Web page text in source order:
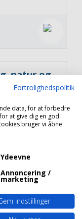
natur og
Fortrolighedspolitik
data, for at forbedre
at give dig en god
bruger vi åbne
Ydeevne
Annoncering /
marketing
indstillinger